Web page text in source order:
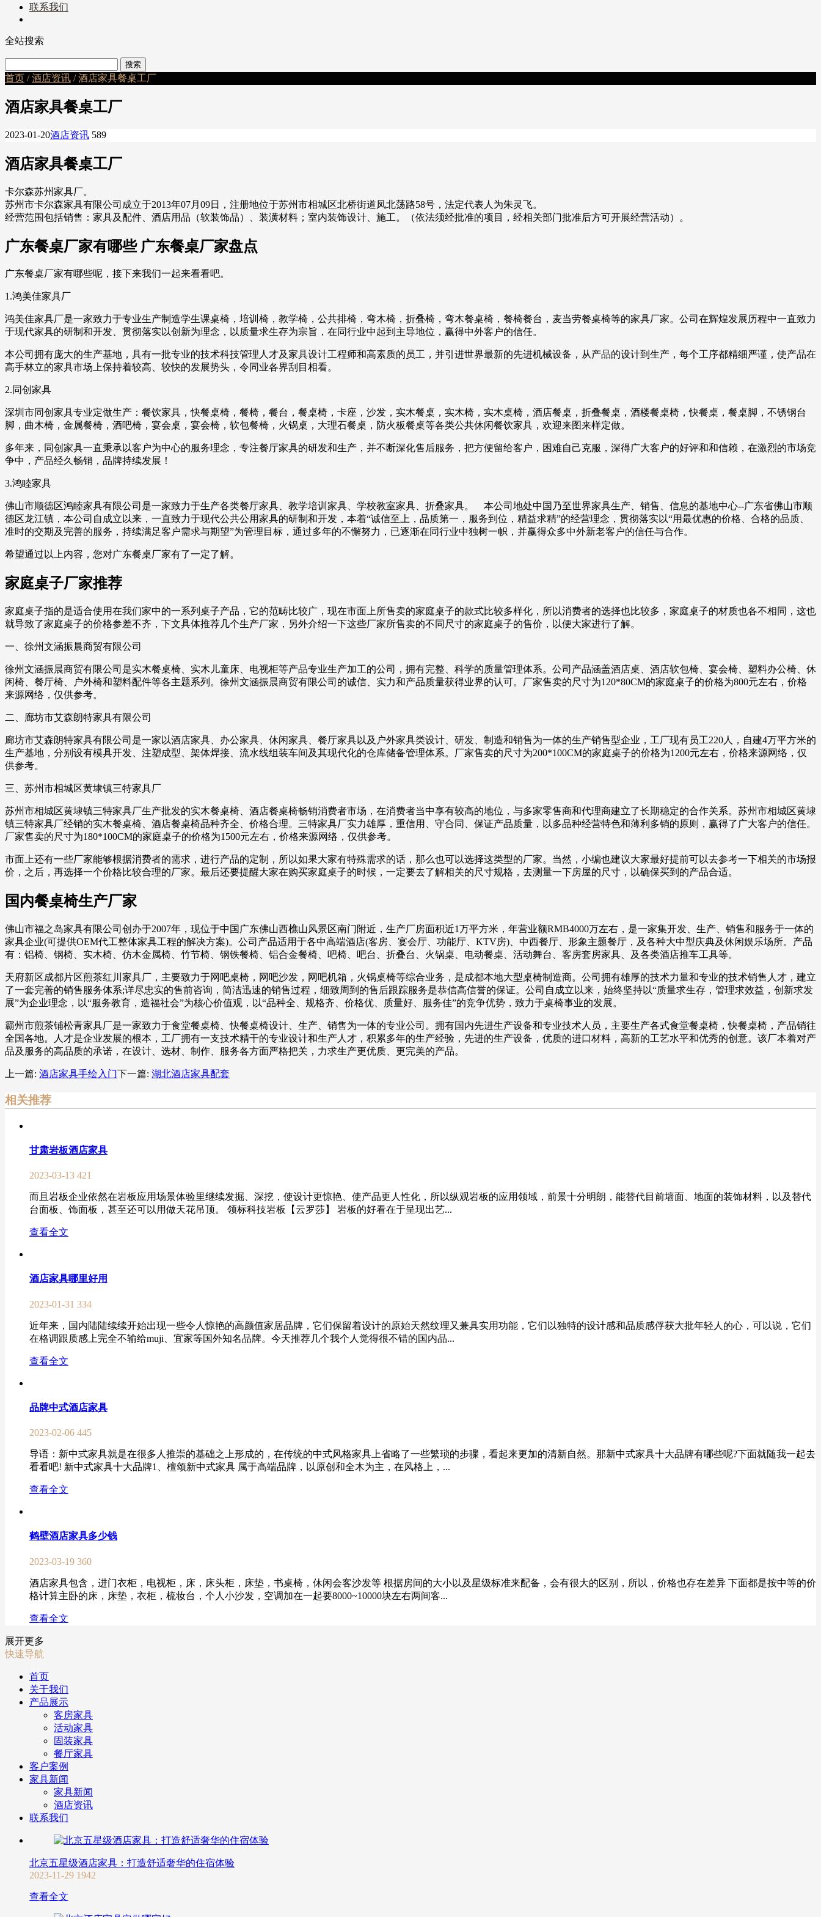
联系我们
全站搜索
首页 /酒店资讯 / 酒店家具餐桌工厂
酒店家具餐桌工厂
2023-01-20酒店资讯 589
酒店家具餐桌工厂
卡尔森苏州家具厂。
苏州市卡尔森家具有限公司成立于2013年07月09日，注册地位于苏州市相城区北桥街道凤北荡路58号，法定代表人为朱灵飞。
经营范围包括销售：家具及配件、酒店用品（软装饰品）、装潢材料；室内装饰设计、施工。（依法须经批准的项目，经相关部门批准后方可开展经营活动）。
广东餐桌厂家有哪些 广东餐桌厂家盘点
广东餐桌厂家有哪些呢，接下来我们一起来看看吧。
1.鸿美佳家具厂
鸿美佳家具厂是一家致力于专业生产制造学生课桌椅，培训椅，教学椅，公共排椅，弯木椅，折叠椅，弯木餐桌椅，餐椅餐台，麦当劳餐桌椅等的家具厂家。公司在辉煌发展历程中一直致力
于现代家具的研制和开发、贯彻落实以创新为理念，以质量求生存为宗旨，在同行业中起到主导地位，赢得中外客户的信任。
本公司拥有庞大的生产基地，具有一批专业的技术科技管理人才及家具设计工程师和高素质的员工，并引进世界最新的先进机械设备，从产品的设计到生产，每个工序都精细严谨，使产品在
高手林立的家具市场上保持着较高、较快的发展势头，令同业各界刮目相看。
2.同创家具
深圳市同创家具专业定做生产：餐饮家具，快餐桌椅，餐椅，餐台，餐桌椅，卡座，沙发，实木餐桌，实木椅，实木桌椅，酒店餐桌，折叠餐桌，酒楼餐桌椅，快餐桌，餐桌脚，不锈钢台
脚，曲木椅，金属餐椅，酒吧椅，宴会桌，宴会椅，软包餐椅，火锅桌，大理石餐桌，防火板餐桌等各类公共休闲餐饮家具，欢迎来图来样定做。
多年来，同创家具一直秉承以客户为中心的服务理念，专注餐厅家具的研发和生产，并不断深化售后服务，把方便留给客户，困难自己克服，深得广大客户的好评和和信赖，在激烈的市场竞
争中，产品经久畅销，品牌持续发展！
3.鸿睦家具
佛山市顺德区鸿睦家具有限公司是一家致力于生产各类餐厅家具、教学培训家具、学校教室家具、折叠家具。 本公司地处中国乃至世界家具生产、销售、信息的基地中心--广东省佛山市顺
德区龙江镇，本公司自成立以来，一直致力于现代公共公用家具的研制和开发，本着“诚信至上，品质第一，服务到位，精益求精”的经营理念，贯彻落实以“用最优惠的价格、合格的品质、
准时的交期及完善的服务，持续满足客户需求与期望”为管理目标，通过多年的不懈努力，已逐渐在同行业中独树一帜，并赢得众多中外新老客户的信任与合作。
希望通过以上内容，您对广东餐桌厂家有了一定了解。
家庭桌子厂家推荐
家庭桌子指的是适合使用在我们家中的一系列桌子产品，它的范畴比较广，现在市面上所售卖的家庭桌子的款式比较多样化，所以消费者的选择也比较多，家庭桌子的材质也各不相同，这也
就导致了家庭桌子的价格参差不齐，下文具体推荐几个生产厂家，另外介绍一下这些厂家所售卖的不同尺寸的家庭桌子的售价，以便大家进行了解。
一、徐州文涵振晨商贸有限公司
徐州文涵振晨商贸有限公司是实木餐桌椅、实木儿童床、电视柜等产品专业生产加工的公司，拥有完整、科学的质量管理体系。公司产品涵盖酒店桌、酒店软包椅、宴会椅、塑料办公椅、休
闲椅、餐厅椅、户外椅和塑料配件等各主题系列。徐州文涵振晨商贸有限公司的诚信、实力和产品质量获得业界的认可。厂家售卖的尺寸为120*80CM的家庭桌子的价格为800元左右，价格
来源网络，仅供参考。
二、廊坊市艾森朗特家具有限公司
廊坊市艾森朗特家具有限公司是一家以酒店家具、办公家具、休闲家具、餐厅家具以及户外家具类设计、研发、制造和销售为一体的生产销售型企业，工厂现有员工220人，自建4万平方米的
生产基地，分别设有模具开发、注塑成型、架体焊接、流水线组装车间及其现代化的仓库储备管理体系。厂家售卖的尺寸为200*100CM的家庭桌子的价格为1200元左右，价格来源网络，仅
供参考。
三、苏州市相城区黄埭镇三特家具厂
苏州市相城区黄埭镇三特家具厂生产批发的实木餐桌椅、酒店餐桌椅畅销消费者市场，在消费者当中享有较高的地位，与多家零售商和代理商建立了长期稳定的合作关系。苏州市相城区黄埭
镇三特家具厂经销的实木餐桌椅、酒店餐桌椅品种齐全、价格合理。三特家具厂实力雄厚，重信用、守合同、保证产品质量，以多品种经营特色和薄利多销的原则，赢得了广大客户的信任。
厂家售卖的尺寸为180*100CM的家庭桌子的价格为1500元左右，价格来源网络，仅供参考。
市面上还有一些厂家能够根据消费者的需求，进行产品的定制，所以如果大家有特殊需求的话，那么也可以选择这类型的厂家。当然，小编也建议大家最好提前可以去参考一下相关的市场报
价，之后，再选择一个价格比较合理的厂家。最后还要提醒大家在购买家庭桌子的时候，一定要去了解相关的尺寸规格，去测量一下房屋的尺寸，以确保买到的产品合适。
国内餐桌椅生产厂家
佛山市福之岛家具有限公司创办于2007年，现位于中国广东佛山西樵山风景区南门附近，生产厂房面积近1万平方米，年营业额RMB4000万左右，是一家集开发、生产、销售和服务于一体的
家具企业(可提供OEM代工整体家具工程的解决方案)。公司产品适用于各中高端酒店(客房、宴会厅、功能厅、KTV房)、中西餐厅、形象主题餐厅，及各种大中型庆典及休闲娱乐场所。产品
有：铝椅、钢椅、实木椅、仿木金属椅、竹节椅、钢铁餐椅、铝合金餐椅、吧椅、吧台、折叠台、火锅桌、电动餐桌、活动舞台、客房套房家具、及各类酒店推车工具等。
天府新区成都片区煎茶红川家具厂，主要致力于网吧桌椅，网吧沙发，网吧机箱，火锅桌椅等综合业务，是成都本地大型桌椅制造商。公司拥有雄厚的技术力量和专业的技术销售人才，建立
了一套完善的销售服务体系;详尽忠实的售前咨询，简洁迅速的销售过程，细致周到的售后跟踪服务是恭信高信誉的保证。公司自成立以来，始终坚持以“质量求生存，管理求效益，创新求发
展”为企业理念，以“服务教育，造福社会”为核心价值观，以“品种全、规格齐、价格优、质量好、服务佳”的竞争优势，致力于桌椅事业的发展。
霸州市煎茶铺松青家具厂是一家致力于食堂餐桌椅、快餐桌椅设计、生产、销售为一体的专业公司。拥有国内先进生产设备和专业技术人员，主要生产各式食堂餐桌椅，快餐桌椅，产品销往
全国各地。人才是企业发展的根本，工厂拥有一支技术精干的专业设计和生产人才，积累多年的生产经验，先进的生产设备，优质的进口材料，高新的工艺水平和优秀的创意。该厂本着对产
品及服务的高品质的承诺，在设计、选材、制作、服务各方面严格把关，力求生产更优质、更完美的产品。
上一篇: 酒店家具手绘入门下一篇: 湖北酒店家具配套
相关推荐
甘肃岩板酒店家具
2023-03-13 421
而且岩板企业依然在岩板应用场景体验里继续发掘、深挖，使设计更惊艳、使产品更人性化，所以纵观岩板的应用领域，前景十分明朗，能替代目前墙面、地面的装饰材料，以及替代
台面板、饰面板，甚至还可以用做天花吊顶。 领标科技岩板【云罗莎】 岩板的好看在于呈现出艺...
查看全文
酒店家具哪里好用
2023-01-31 334
近年来，国内陆陆续续开始出现一些令人惊艳的高颜值家居品牌，它们保留着设计的原始天然纹理又兼具实用功能，它们以独特的设计感和品质感俘获大批年轻人的心，可以说，它们
在格调跟质感上完全不输给muji、宜家等国外知名品牌。今天推荐几个我个人觉得很不错的国内品...
查看全文
品牌中式酒店家具
2023-02-06 445
导语：新中式家具就是在很多人推崇的基础之上形成的，在传统的中式风格家具上省略了一些繁琐的步骤，看起来更加的清新自然。那新中式家具十大品牌有哪些呢?下面就随我一起去
看看吧! 新中式家具十大品牌1、檀颂新中式家具 属于高端品牌，以原创和全木为主，在风格上，...
查看全文
鹤壁酒店家具多少钱
2023-03-19 360
酒店家具包含，进门衣柜，电视柜，床，床头柜，床垫，书桌椅，休闲会客沙发等 根据房间的大小以及星级标准来配备，会有很大的区别，所以，价格也存在差异 下面都是按中等的价
格计算主卧的床，床垫，衣柜，梳妆台，个人小沙发，空调加在一起要8000~10000块左右两间客...
查看全文
展开更多
快速导航
首页
关于我们
产品展示
客房家具
活动家具
固装家具
餐厅家具
客户案例
家具新闻
家具新闻
酒店资讯
联系我们
北京五星级酒店家具：打造舒适奢华的住宿体验
2023-11-29 1942
查看全文